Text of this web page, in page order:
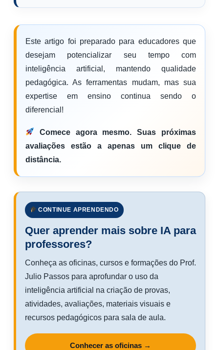
Este artigo foi preparado para educadores que
desejam potencializar seu tempo com
inteligência artificial, mantendo qualidade
pedagógica. As ferramentas mudam, mas sua
expertise em ensino continua sendo o
diferencial!
Comece agora mesmo. Suas próximas
avaliações estão a apenas um clique de
distância.
CONTINUE APRENDENDO
Quer aprender mais sobre IA para
professores?
Conheça as oficinas, cursos e formações do Prof.
Julio Passos para aprofundar o uso da
inteligência artificial na criação de provas,
atividades, avaliações, materiais visuais e
recursos pedagógicos para sala de aula.
Conhecer as oficinas →